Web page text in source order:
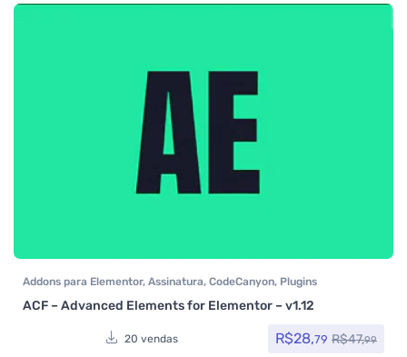
Addons para Elementor, Assinatura, CodeCanyon, Plugins
ACF – Advanced Elements for Elementor – v1.12
20 vendas R$28,79 R$47,99